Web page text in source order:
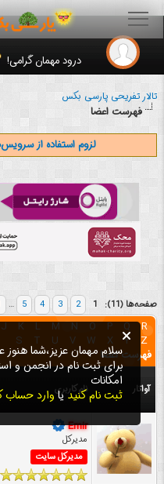
درود مهمان گرامی!
سلام مهمان عزیز،شما
برای ثبت نام در انجمن و
امکانات
ثبت نام کنیدیاوارد حساب
تالار تفریحی پارسی بکس
فهرست اعضا
لزوم استفاده از
صفحه‌ها (11): 1
2
3
4
5
…
J K L M N O P Q
R
S
T U V W X Y
Z
فهرست اعضا
آواتار نام کاربری
Emir
مدیرکل
مدیرکل سایت